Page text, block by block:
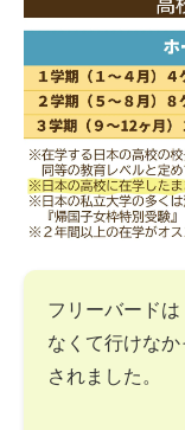
フリーバード
なくて行けな
されました。